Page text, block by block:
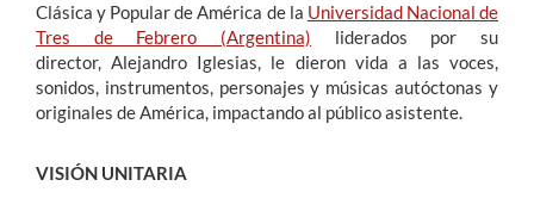
Clásica y Popular de América de la Universidad Nacional de
Tres de Febrero (Argentina) liderados por su
director, Alejandro Iglesias, le dieron vida a las voces,
sonidos, instrumentos, personajes y músicas autóctonas y
originales de América, impactando al público asistente.
VISIÓN UNITARIA